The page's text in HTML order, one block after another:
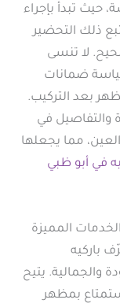
حيث تبدأ بإجراء
ذلك التحضير
لا تنسى
ضمانات
بعد التركيب.
والتفاصيل في
مما يجعلها
في أبو ظبي
المميزة
باركيه
والجمالية. يتيح
بمظهر